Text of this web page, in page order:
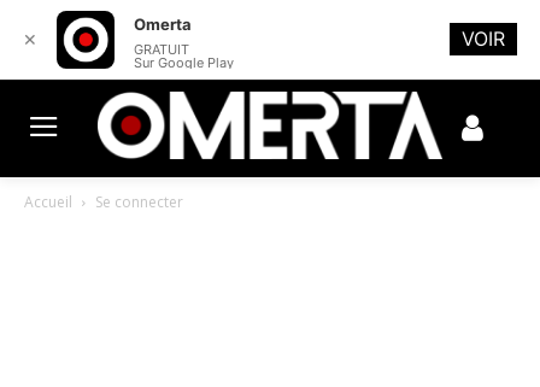
Accueil Se connecter
✕
Omerta
GRATUIT
Sur Google Play
VOIR